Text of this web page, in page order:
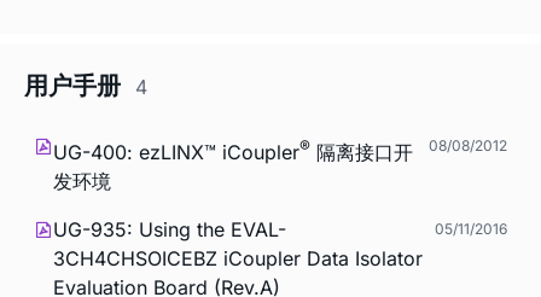
用户手册 4
UG-400: ezLINX™ iCoupler® 隔离接口开
发环境
08/08/2012
UG-935: Using the EVAL-
3CH4CHSOICEBZ iCoupler Data Isolator
Evaluation Board (Rev.A)
05/11/2016